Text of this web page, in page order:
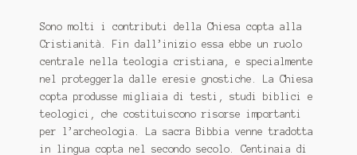
Sono molti i contributi della Chiesa copta alla
Cristianità. Fin dall’inizio essa ebbe un ruolo
centrale nella teologia cristiana, e specialmente
nel proteggerla dalle eresie gnostiche. La Chiesa
copta produsse migliaia di testi, studi biblici e
teologici, che costituiscono risorse importanti
per l’archeologia. La sacra Bibbia venne tradotta
in lingua copta nel secondo secolo. Centinaia di